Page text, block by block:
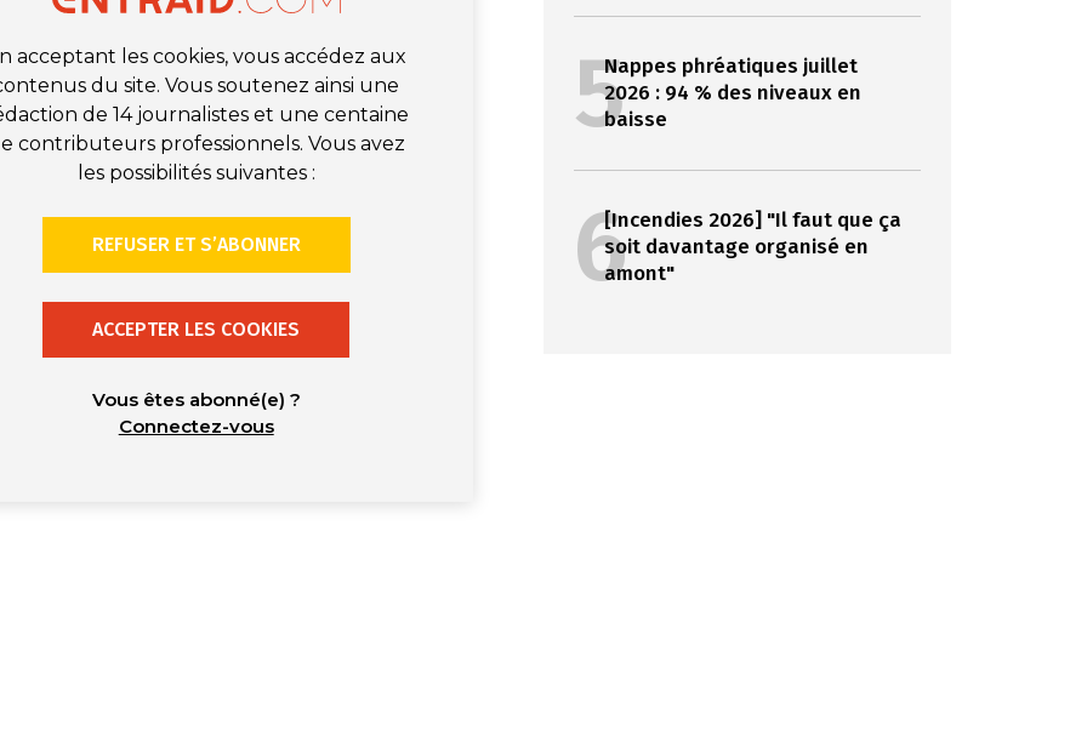
acceptant les cookies, vous accédez aux
du site. Vous soutenez ainsi une
de 14 journalistes et une centaine
contributeurs professionnels. Vous avez
les possibilités suivantes :
REFUSER ET S’ABONNER
ACCEPTER LES COOKIES
Vous êtes abonné(e) ?
Connectez-vous
5Nappes phréatiques juillet
2026 : 94 % des niveaux en
baisse
6[Incendies 2026] "Il faut que ça
soit davantage organisé en
amont"